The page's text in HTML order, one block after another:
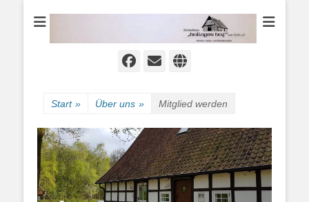
Heimathaus
Hollager Hof v.
Facebook
E-
Website
Start » Über uns » Mitglied werden